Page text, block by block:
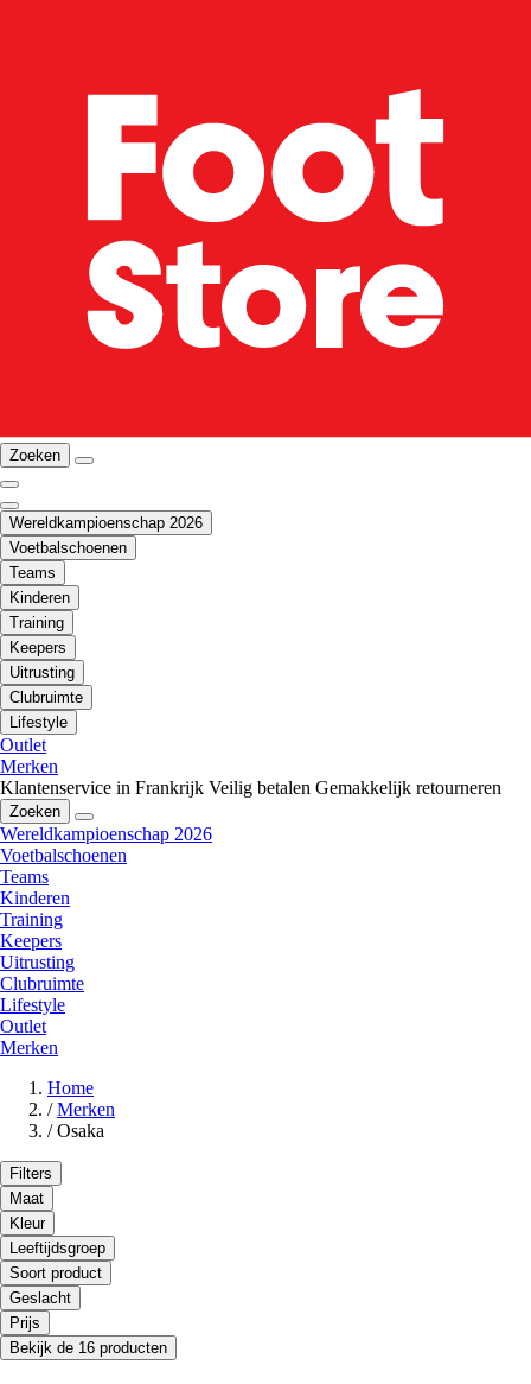
Zoeken
Wereldkampioenschap 2026
Voetbalschoenen
Teams
Kinderen
Training
Keepers
Uitrusting
Clubruimte
Lifestyle
Outlet
Merken
Klantenservice in Frankrijk Veilig betalen Gemakkelijk retourneren
Zoeken
Wereldkampioenschap 2026
Voetbalschoenen
Teams
Kinderen
Training
Keepers
Uitrusting
Clubruimte
Lifestyle
Outlet
Merken
Home
/ Merken
/ Osaka
Filters
Maat
Kleur
Leeftijdsgroep
Soort product
Geslacht
Prijs
Bekijk de 16 producten